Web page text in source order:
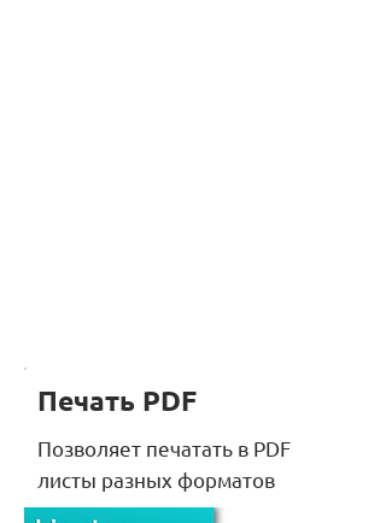
Печать PDF
Позволяет печатать в PDF
листы разных форматов